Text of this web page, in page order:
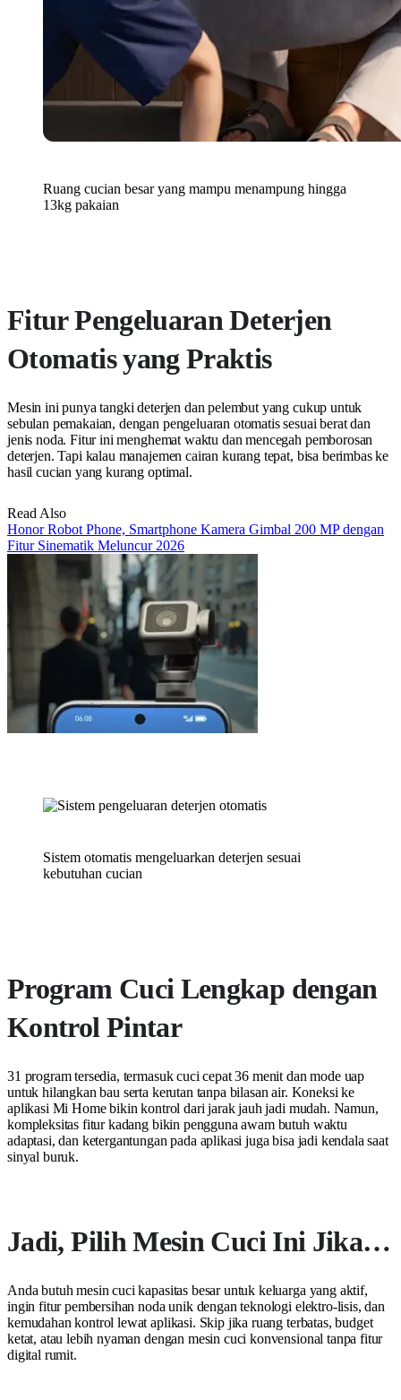
Ruang cucian besar yang mampu menampung hingga
13kg pakaian
Fitur Pengeluaran Deterjen
Otomatis yang Praktis
Mesin ini punya tangki deterjen dan pelembut yang cukup untuk
sebulan pemakaian, dengan pengeluaran otomatis sesuai berat dan
jenis noda. Fitur ini menghemat waktu dan mencegah pemborosan
deterjen. Tapi kalau manajemen cairan kurang tepat, bisa berimbas ke
hasil cucian yang kurang optimal.
Read Also
Honor Robot Phone, Smartphone Kamera Gimbal 200 MP dengan
Fitur Sinematik Meluncur 2026
Sistem otomatis mengeluarkan deterjen sesuai
kebutuhan cucian
Program Cuci Lengkap dengan
Kontrol Pintar
31 program tersedia, termasuk cuci cepat 36 menit dan mode uap
untuk hilangkan bau serta kerutan tanpa bilasan air. Koneksi ke
aplikasi Mi Home bikin kontrol dari jarak jauh jadi mudah. Namun,
kompleksitas fitur kadang bikin pengguna awam butuh waktu
adaptasi, dan ketergantungan pada aplikasi juga bisa jadi kendala saat
sinyal buruk.
Jadi, Pilih Mesin Cuci Ini Jika…
Anda butuh mesin cuci kapasitas besar untuk keluarga yang aktif,
ingin fitur pembersihan noda unik dengan teknologi elektro-lisis, dan
kemudahan kontrol lewat aplikasi. Skip jika ruang terbatas, budget
ketat, atau lebih nyaman dengan mesin cuci konvensional tanpa fitur
digital rumit.